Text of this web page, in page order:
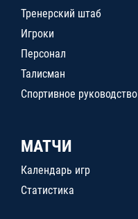
Тренерский штаб
Игроки
Персонал
Талисман
Спортивное руководство
МАТЧИ
Календарь игр
Статистика